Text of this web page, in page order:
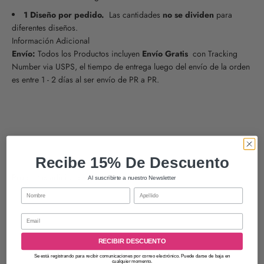
1 Diseño por pedido. Las cantidades no se dividen para
diferentes diseños.
Información Adicional
Envío: Todos los Productos incluyen Envío Gratis con Tracking
Number via USPS, el tiempo de entrega luego del envío de la orden
es entre 1 - 2 días al ser envío de PR a PR.
Recibe 15% De Descuento
Al suscribirte a nuestro Newsletter
Nombre Apellido
Email
RECIBIR DESCUENTO
Se está registrando para recibir comunicaciones por correo electrónico. Puede darse de baja en
cualquier momento.